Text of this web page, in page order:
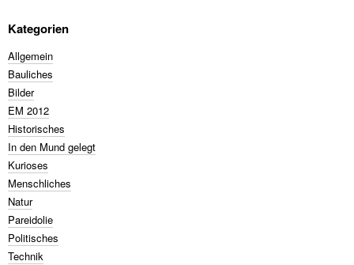
Kategorien
Allgemein
Bauliches
Bilder
EM 2012
Historisches
In den Mund gelegt
Kurioses
Menschliches
Natur
Pareidolie
Politisches
Technik